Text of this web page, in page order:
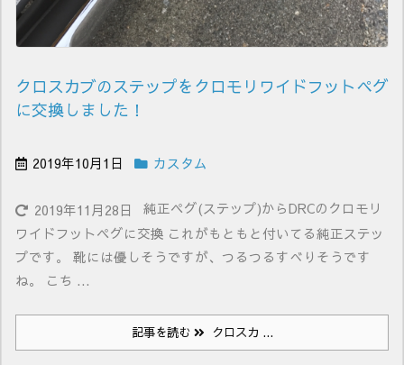
クロスカブのステップをクロモリワイドフットペグ
に交換しました！
2019年10月1日 カスタム
2019年11月28日
純正ペグ(ステップ)からDRCのクロモリ
ワイドフットペグに交換 これがもともと付いてる純正ステッ
プです。 靴には優しそうですが、つるつるすべりそうです
ね。 こち ...
記事を読む クロスカ ...